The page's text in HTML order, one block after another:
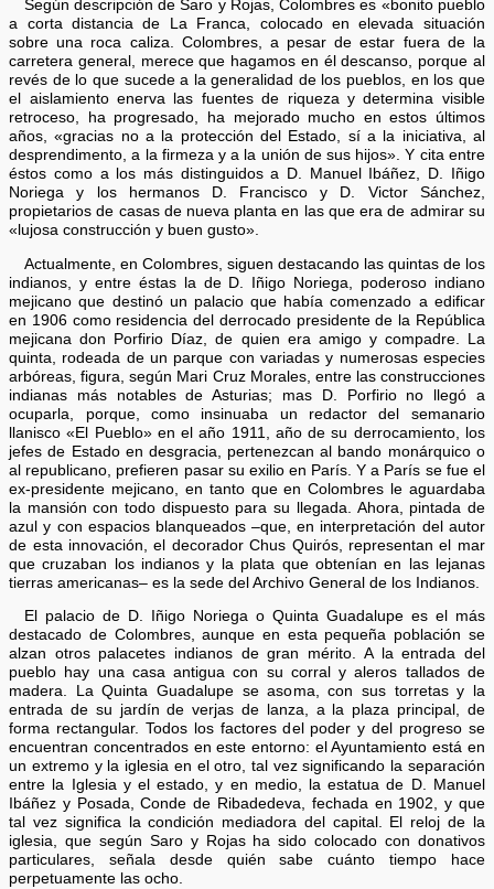
Según descripción de Saro y Rojas, Colombres es «bonito pueblo
a corta distancia de La Franca, colocado en elevada situación
sobre una roca caliza. Colombres, a pesar de estar fuera de la
carretera general, merece que hagamos en él descanso, porque al
revés de lo que sucede a la generalidad de los pueblos, en los que
el aislamiento enerva las fuentes de riqueza y determina visible
retroceso, ha progresado, ha mejorado mucho en estos últimos
años, «gracias no a la protección del Estado, sí a la iniciativa, al
desprendimento, a la firmeza y a la unión de sus hijos». Y cita entre
éstos como a los más distinguidos a D. Manuel Ibáñez, D. Iñigo
Noriega y los hermanos D. Francisco y D. Victor Sánchez,
propietarios de casas de nueva planta en las que era de admirar su
«lujosa construcción y buen gusto».
Actualmente, en Colombres, siguen destacando las quintas de los
indianos, y entre éstas la de D. Iñigo Noriega, poderoso indiano
mejicano que destinó un palacio que había comenzado a edificar
en 1906 como residencia del derrocado presidente de la República
mejicana don Porfirio Díaz, de quien era amigo y compadre. La
quinta, rodeada de un parque con variadas y numerosas especies
arbóreas, figura, según Mari Cruz Morales, entre las construcciones
indianas más notables de Asturias; mas D. Porfirio no llegó a
ocuparla, porque, como insinuaba un redactor del semanario
llanisco «El Pueblo» en el año 1911, año de su derrocamiento, los
jefes de Estado en desgracia, pertenezcan al bando monárquico o
al republicano, prefieren pasar su exilio en París. Y a París se fue el
ex-presidente mejicano, en tanto que en Colombres le aguardaba
la mansión con todo dispuesto para su llegada. Ahora, pintada de
azul y con espacios blanqueados –que, en interpretación del autor
de esta innovación, el decorador Chus Quirós, representan el mar
que cruzaban los indianos y la plata que obtenían en las lejanas
tierras americanas– es la sede del Archivo General de los Indianos.
El palacio de D. Iñigo Noriega o Quinta Guadalupe es el más
destacado de Colombres, aunque en esta pequeña población se
alzan otros palacetes indianos de gran mérito. A la entrada del
pueblo hay una casa antigua con su corral y aleros tallados de
madera. La Quinta Guadalupe se asoma, con sus torretas y la
entrada de su jardín de verjas de lanza, a la plaza principal, de
forma rectangular. Todos los factores del poder y del progreso se
encuentran concentrados en este entorno: el Ayuntamiento está en
un extremo y la iglesia en el otro, tal vez significando la separación
entre la Iglesia y el estado, y en medio, la estatua de D. Manuel
Ibáñez y Posada, Conde de Ribadedeva, fechada en 1902, y que
tal vez significa la condición mediadora del capital. El reloj de la
iglesia, que según Saro y Rojas ha sido colocado con donativos
particulares, señala desde quién sabe cuánto tiempo hace
perpetuamente las ocho.